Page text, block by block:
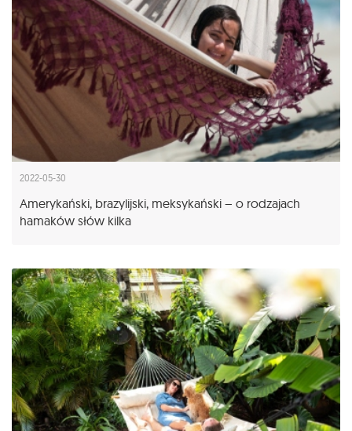
2022-05-30
Amerykański, brazylijski, meksykański – o rodzajach
hamaków słów kilka